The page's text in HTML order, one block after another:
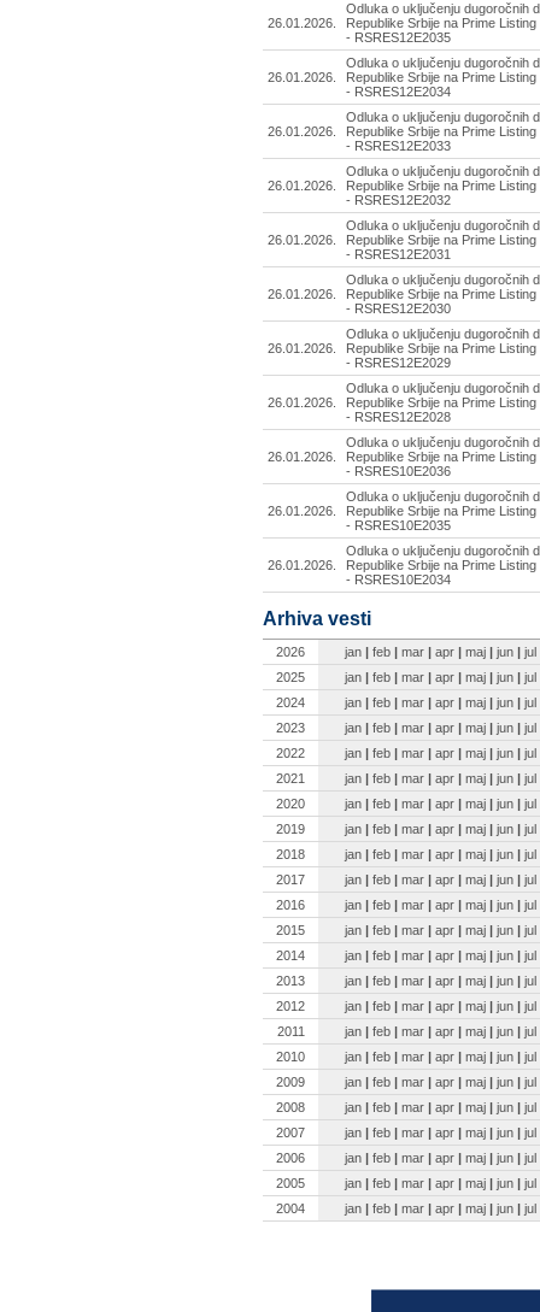
26.01.2026.
Odluka o uključenju dugoročnih
Republike Srbije na Prime
- RSRES12E2035
26.01.2026.
Odluka o uključenju dugoročnih
Republike Srbije na Prime
- RSRES12E2034
26.01.2026.
Odluka o uključenju dugoročnih
Republike Srbije na Prime
- RSRES12E2033
26.01.2026.
Odluka o uključenju dugoročnih
Republike Srbije na Prime
- RSRES12E2032
26.01.2026.
Odluka o uključenju dugoročnih
Republike Srbije na Prime
- RSRES12E2031
26.01.2026.
Odluka o uključenju dugoročnih
Republike Srbije na Prime
- RSRES12E2030
26.01.2026.
Odluka o uključenju dugoročnih
Republike Srbije na Prime
- RSRES12E2029
26.01.2026.
Odluka o uključenju dugoročnih
Republike Srbije na Prime
- RSRES12E2028
26.01.2026.
Odluka o uključenju dugoročnih
Republike Srbije na Prime
- RSRES10E2036
26.01.2026.
Odluka o uključenju dugoročnih
Republike Srbije na Prime
- RSRES10E2035
26.01.2026.
Odluka o uključenju dugoročnih
Republike Srbije na Prime
- RSRES10E2034
Arhiva vesti
2026 jan | feb | mar | apr | maj | jun | jul
2025
jan | feb | mar | apr | maj | jun | jul
2024
jan | feb | mar | apr | maj | jun | jul
2023
jan | feb | mar | apr | maj | jun | jul
2022
jan | feb | mar | apr | maj | jun | jul
2021
jan | feb | mar | apr | maj | jun | jul
2020
jan | feb | mar | apr | maj | jun | jul
2019
jan | feb | mar | apr | maj | jun | jul
2018
jan | feb | mar | apr | maj | jun | jul
2017
jan | feb | mar | apr | maj | jun | jul
2016
jan | feb | mar | apr | maj | jun | jul
2015
jan | feb | mar | apr | maj | jun | jul
2014
jan | feb | mar | apr | maj | jun | jul
2013
jan | feb | mar | apr | maj | jun | jul
2012
jan | feb | mar | apr | maj | jun | jul
2011
jan | feb | mar | apr | maj | jun | jul
2010
jan | feb | mar | apr | maj | jun | jul
2009
jan | feb | mar | apr | maj | jun | jul
2008
jan | feb | mar | apr | maj | jun | jul
2007
jan | feb | mar | apr | maj | jun | jul
2006
jan | feb | mar | apr | maj | jun | jul
2005
jan | feb | mar | apr | maj | jun | jul
2004
jan | feb | mar | apr | maj | jun | jul